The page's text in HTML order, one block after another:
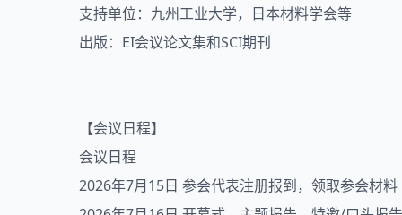
支持单位：九州工业大学，日本材料学会等
出版：EI会议论文集和SCI期刊
【会议日程】
会议日程
2026年7月15日 参会代表注册报到，领取参会材料